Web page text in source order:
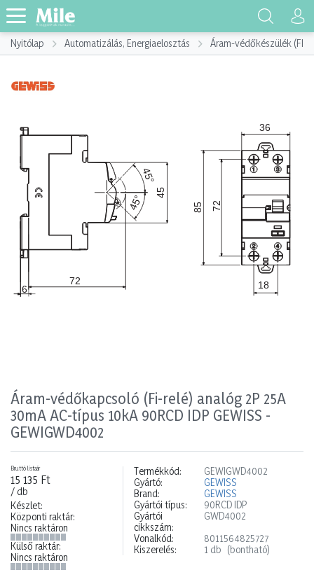
Nyitólap Automatizálás, Energiaelosztás Áram-védőkészülék (FI)
Áram-védőkapcsoló (Fi-relé) analóg 2P 25A
30mA AC-típus 10kA 90RCD IDP GEWISS -
GEWIGWD4002
Bruttó listaár
15 135 Ft
/ db
Készlet:
Központi raktár:
Nincs raktáron
Külső raktár:
Nincs raktáron
Termékkód:
GEWIGWD4002
Gyártó:
GEWISS
Brand:
GEWISS
Gyártói típus:
90RCD IDP
Gyártói
cikkszám:
GWD4002
Vonalkód:
8011564825727
Kiszerelés:
1 db (bontható)